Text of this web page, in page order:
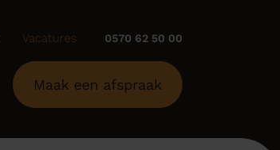
Vacatures 0570 62 50 00
Maak een afspraak